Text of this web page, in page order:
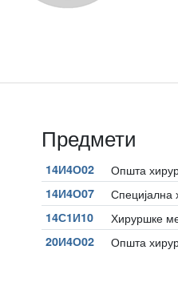
Предмети
14И4О02 Општа
14И4О07 Специјална
14С1И10 Хируршке
20И4О02 Општа